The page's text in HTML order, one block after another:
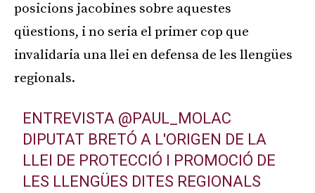
posicions jacobines sobre aquestes
qüestions, i no seria el primer cop que
invalidaria una llei en defensa de les llengües
regionals.
ENTREVISTA @PAUL_MOLAC
DIPUTAT BRETÓ A L'ORIGEN DE LA
LLEI DE PROTECCIÓ I PROMOCIÓ DE
LES LLENGÜES DITES REGIONALS